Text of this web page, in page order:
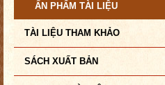
ẤN PHẨM TÀI LIỆU
TÀI LIỆU THAM KHẢO
SÁCH XUẤT BẢN